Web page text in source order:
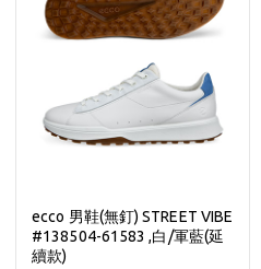
ecco 男鞋(無釘) STREET VIBE
#138504-61583 ,白/軍藍(延
續款)